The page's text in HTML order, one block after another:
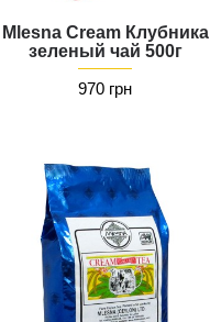
Mlesna Cream Клубника
зеленый чай 500г
970 грн